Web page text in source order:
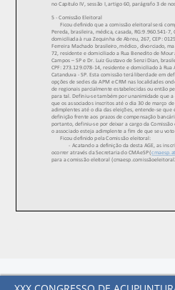
Todos os direitos reservados.